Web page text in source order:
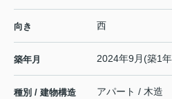
向き 西
築年月 2024年9月(築1
種別 / 建物構造 アパート / 木造